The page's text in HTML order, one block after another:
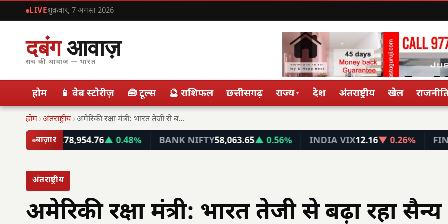
LIVEशुक्रवार, 7 अगस्त 2026
दबंगआवाज़
सच की आवाज़ — भारत
होम 📱 वेब स्टोरीज़ 🧰 टूल्स 🔮 राशिफल छत्तीसगढ़ राज्य▾ देश अंतराष्ट्रीय खेल
होम›अंतराष्ट्रीय› अमेरिकी रक्षा मंत्री: भारत तेजी से बढ़ा रहा…
बाज़ार
78,954.76▲ 0.48% BANK NIFTY58,063.65▲ 0.56% INDIA VIX12.16▼ 0.26% FIN NIFTY
अंतराष्ट्रीय
अमेरिकी रक्षा मंत्री: भारत तेजी से बढ़ा रहा सैन्य